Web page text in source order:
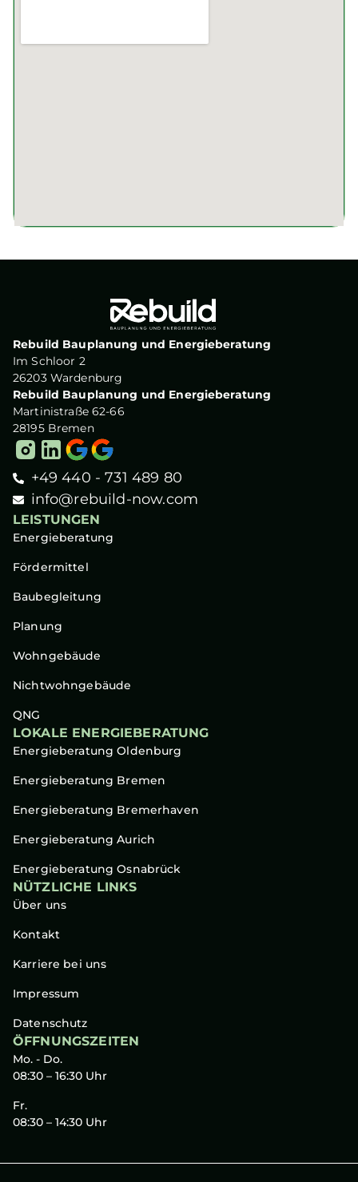
Rebuild Bauplanung und Energieberatung
Im Schloor 2
26203 Wardenburg
Rebuild Bauplanung und Energieberatung
Martinistraße 62-66
28195 Bremen
+49 440 - 731 489 80
info@rebuild-now.com
LEISTUNGEN
Energieberatung
Fördermittel
Baubegleitung
Planung
Wohngebäude
Nichtwohngebäude
QNG
LOKALE ENERGIEBERATUNG
Energieberatung Oldenburg
Energieberatung Bremen
Energieberatung Bremerhaven
Energieberatung Aurich
Energieberatung Osnabrück
NÜTZLICHE LINKS
Über uns
Kontakt
Karriere bei uns
Impressum
Datenschutz
ÖFFNUNGSZEITEN
Mo. - Do.
08:30 – 16:30 Uhr
Fr.
08:30 – 14:30 Uhr